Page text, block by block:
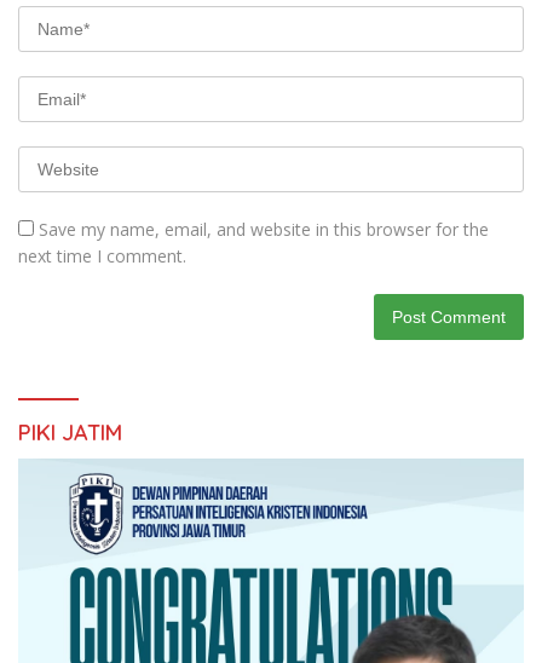
Save my name, email, and website in this browser for the
next time I comment.
PIKI JATIM